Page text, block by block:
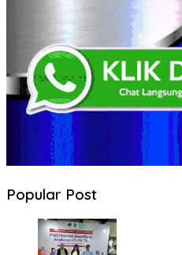
Popular Post